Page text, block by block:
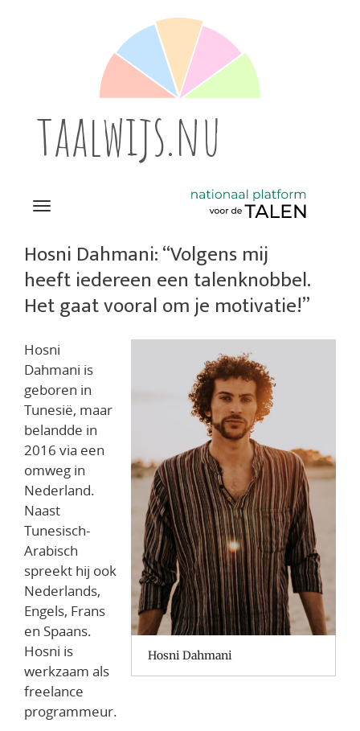
taalwijs.nu
Navigation
naar
inhoud
Hosni Dahmani: “Volgens mij
heeft iedereen een talenknobbel.
Het gaat vooral om je motivatie!”
Hosni Dahmani
Hosni
Dahmani is
geboren in
Tunesië, maar
belandde in
2016 via een
omweg in
Nederland.
Naast
Tunesisch-
Arabisch
spreekt hij ook
Nederlands,
Engels, Frans
en Spaans.
Hosni is
werkzaam als
freelance
programmeur.